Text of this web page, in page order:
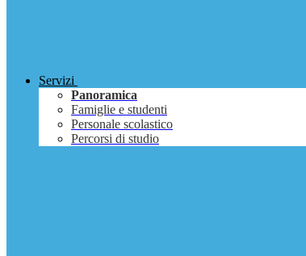
Servizi
Panoramica
Famiglie e studenti
Personale scolastico
Percorsi di studio